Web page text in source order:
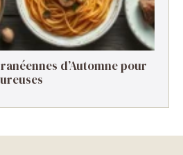
d’Automne pour